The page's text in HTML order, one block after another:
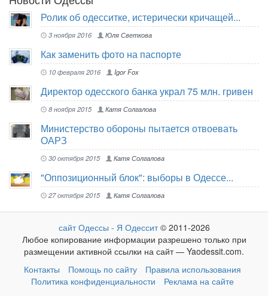
Ролик об одесситке, истерически кричащей...
3 ноября 2016 Юля Светкова
Как заменить фото на паспорте
10 февраля 2016 Igor Fox
Директор одесского банка украл 75 млн. гривен
8 ноября 2015 Катя Солгалова
Министерство обороны пытается отвоевать
ОАРЗ
30 октября 2015 Катя Солгалова
"Оппозиционный блок": выборы в Одессе...
27 октября 2015 Катя Солгалова
сайт Одессы - Я Одессит© 2011-2026
Любое копирование информации разрешено только при
размещении активной ссылки на сайт — Yaodessit.com.
Контакты
Помощь по сайту
Правила использования
Политика конфиденциальности
Реклама на сайте